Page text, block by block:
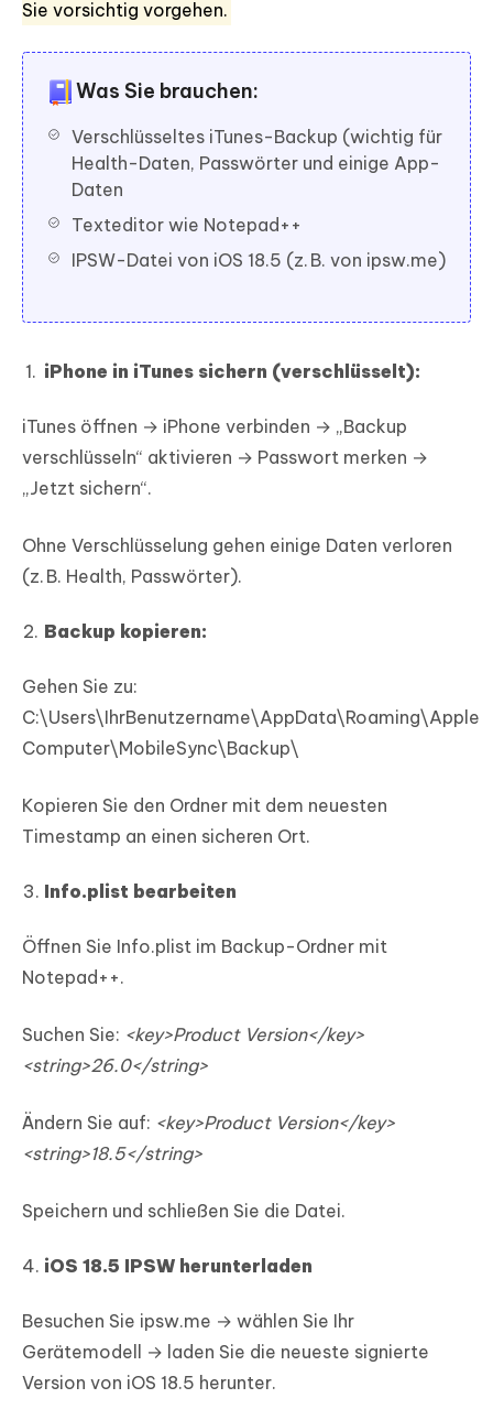
Sie vorsichtig vorgehen.
Was Sie brauchen:
Verschlüsseltes iTunes-Backup (wichtig für
Health-Daten, Passwörter und einige App-
Daten
Texteditor wie Notepad++
IPSW-Datei von iOS 18.5 (z. B. von ipsw.me)
iPhone in iTunes sichern (verschlüsselt):
iTunes öffnen → iPhone verbinden → „Backup
verschlüsseln“ aktivieren → Passwort merken →
„Jetzt sichern“.
Ohne Verschlüsselung gehen einige Daten verloren
(z. B. Health, Passwörter).
Backup kopieren:
Gehen Sie zu:
C:\Users\IhrBenutzername\AppData\Roaming\Apple
Computer\MobileSync\Backup\
Kopieren Sie den Ordner mit dem neuesten
Timestamp an einen sicheren Ort.
Info.plist bearbeiten
Öffnen Sie Info.plist im Backup-Ordner mit
Notepad++.
Suchen Sie: <key>Product Version</key>
<string>26.0</string>
Ändern Sie auf: <key>Product Version</key>
<string>18.5</string>
Speichern und schließen Sie die Datei.
iOS 18.5 IPSW herunterladen
Besuchen Sie ipsw.me → wählen Sie Ihr
Gerätemodell → laden Sie die neueste signierte
Version von iOS 18.5 herunter.